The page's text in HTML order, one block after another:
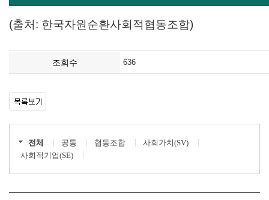
(출처: 한국자원순환사회적협동조합)
조회수 636
전체 공통 협동조합
사회가치(SV)
사회적기업(SE)